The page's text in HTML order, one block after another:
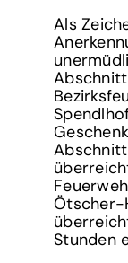
Als
Ötscher-
Stunden